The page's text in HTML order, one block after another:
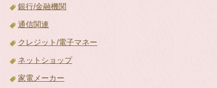
銀行/金融機関
通信関連
クレジット/電子マネー
ネットショップ
家電メーカー